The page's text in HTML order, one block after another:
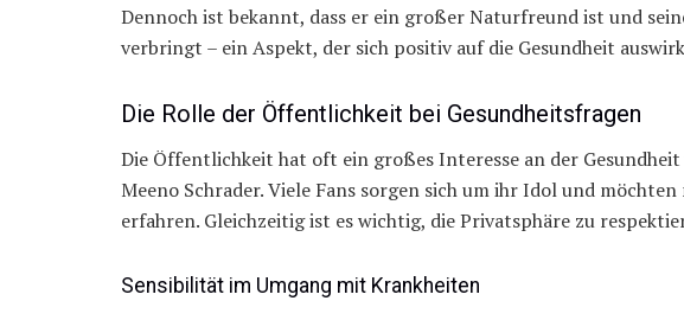
Dennoch ist bekannt, dass er ein großer Naturfreund ist und
verbringt – ein Aspekt, der sich positiv auf die Gesundheit
Die Rolle der Öffentlichkeit bei Gesundheitsfragen
Die Öffentlichkeit hat oft ein großes Interesse an der
Meeno Schrader. Viele Fans sorgen sich um ihr Idol und
erfahren. Gleichzeitig ist es wichtig, die Privatsphäre zu
Sensibilität im Umgang mit Krankheiten